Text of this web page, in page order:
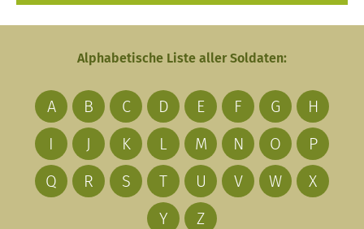
Alphabetische Liste aller Soldaten:
A B C D E F G
H
I
J K L M N O
P
Q
R S T U V W
X
Y
Z